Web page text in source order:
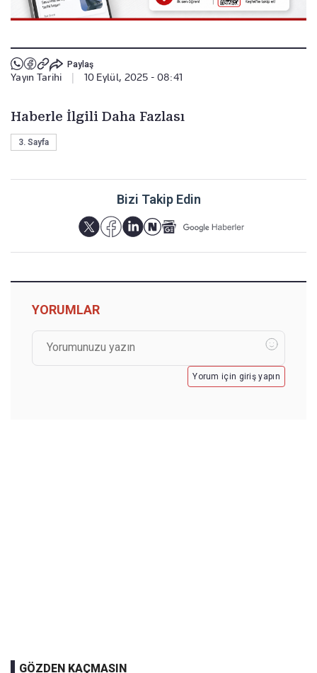
Paylaş
Yayın Tarihi 10 Eylül, 2025 - 08:41
Haberle İlgili Daha Fazlası
3. Sayfa
Bizi Takip Edin
YORUMLAR
Yorum için giriş yapın
GÖZDEN KAÇMASIN